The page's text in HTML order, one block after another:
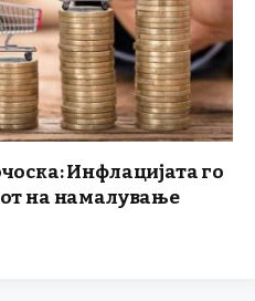
Инфлацијата го
на намалување